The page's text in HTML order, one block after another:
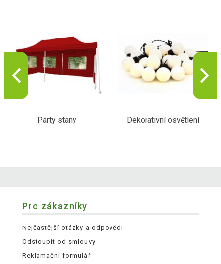
Párty stany Dekorativní osvětlení
Pro zákazníky
Nejčastější otázky a odpovědi
Odstoupit od smlouvy
Reklamační formulář